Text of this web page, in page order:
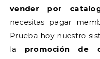
vender por
necesitas pagar
Prueba hoy nuestro
la promoción de